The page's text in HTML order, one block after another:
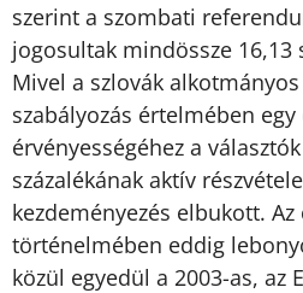
szerint a szombati
jogosultak mindössze 16,13
Mivel a szlovák
szabályozás értelmében egy
érvényességéhez a
százalékának aktív
kezdeményezés elbukott.
történelmében eddig
közül egyedül a 2003-as, az